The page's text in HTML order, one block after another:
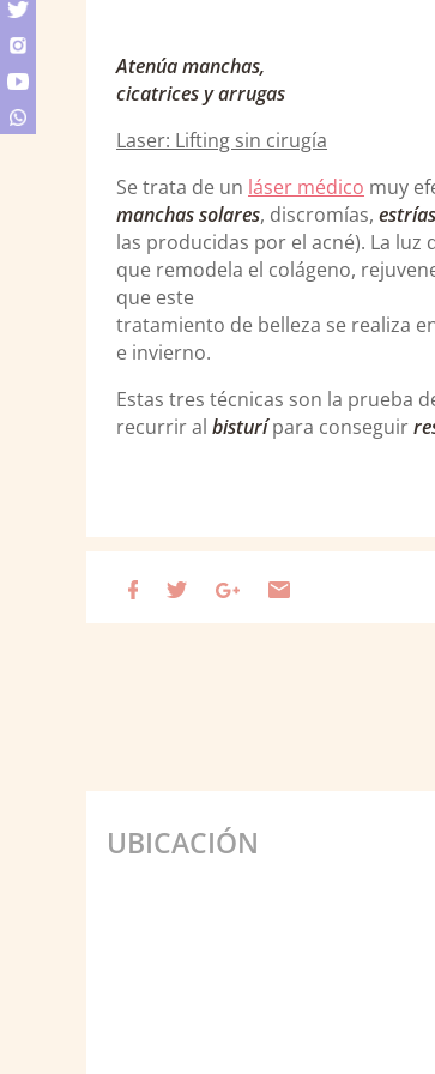
Atenúa manchas,
cicatrices y arrugas
Laser: Lifting sin cirugía
Se trata de un láser médico muy
manchas solares, discromías,estrías
las producidas por el acné). La
que remodela el colágeno,
que este
tratamiento de belleza se realiza
e invierno.
Estas tres técnicas son la prueba
recurrir albisturípara conseguir
UBICACIÓN